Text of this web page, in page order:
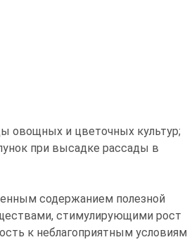
овощных и цветочных культур;
при высадке рассады в
содержанием полезной
стимулирующими рост
к неблагоприятным условиям